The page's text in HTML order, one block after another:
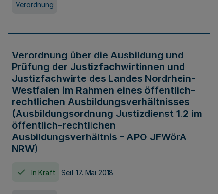
Verordnung
Verordnung über die Ausbildung und
Prüfung der Justizfachwirtinnen und
Justizfachwirte des Landes Nordrhein-
Westfalen im Rahmen eines öffentlich-
rechtlichen Ausbildungsverhältnisses
(Ausbildungsordnung Justizdienst 1.2 im
öffentlich-rechtlichen
Ausbildungsverhältnis - APO JFWörA
NRW)
In Kraft Seit 17. Mai 2018